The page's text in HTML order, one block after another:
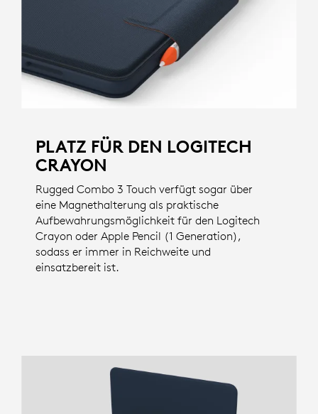
PLATZ FÜR DEN LOGITECH
CRAYON
Rugged Combo 3 Touch verfügt sogar über
eine Magnethalterung als praktische
Aufbewahrungsmöglichkeit für den Logitech
Crayon oder Apple Pencil (1 Generation),
sodass er immer in Reichweite und
einsatzbereit ist.